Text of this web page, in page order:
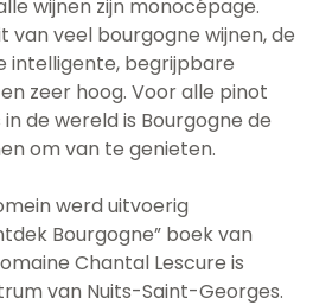
wijnen zijn monocépage.
van veel bourgogne wijnen, de
intelligente, begrijpbare
zeer hoog. Voor alle pinot
de wereld is Bourgogne de
om van te genieten.
werd uitvoerig
Bourgogne” boek van
Chantal Lescure is
van Nuits-Saint-Georges.